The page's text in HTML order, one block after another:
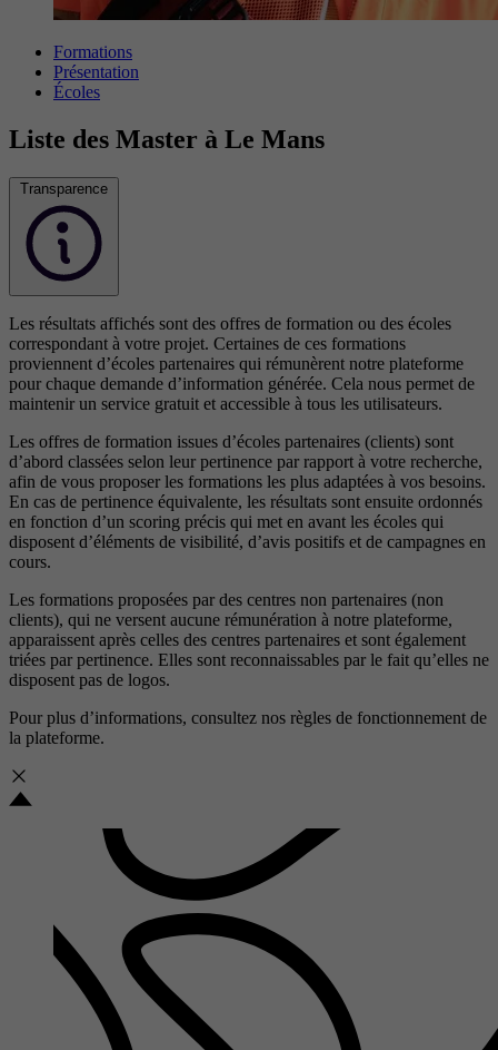
Formations
Présentation
Écoles
Liste des Master à Le Mans
Transparence
Les résultats affichés sont des offres de formation ou des écoles
correspondant à votre projet. Certaines de ces formations
proviennent d’écoles partenaires qui rémunèrent notre plateforme
pour chaque demande d’information générée. Cela nous permet de
maintenir un service gratuit et accessible à tous les utilisateurs.
Les offres de formation issues d’écoles partenaires (clients) sont
d’abord classées selon leur pertinence par rapport à votre recherche,
afin de vous proposer les formations les plus adaptées à vos besoins.
En cas de pertinence équivalente, les résultats sont ensuite ordonnés
en fonction d’un scoring précis qui met en avant les écoles qui
disposent d’éléments de visibilité, d’avis positifs et de campagnes en
cours.
Les formations proposées par des centres non partenaires (non
clients), qui ne versent aucune rémunération à notre plateforme,
apparaissent après celles des centres partenaires et sont également
triées par pertinence. Elles sont reconnaissables par le fait qu’elles ne
disposent pas de logos.
Pour plus d’informations, consultez nos règles de fonctionnement de
la plateforme.